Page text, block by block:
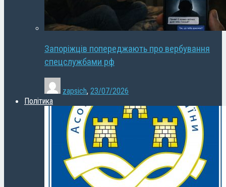
Запоріжців попереджають про вербування
спецслужбами рф
zapsich, 23/07/2026
Політика